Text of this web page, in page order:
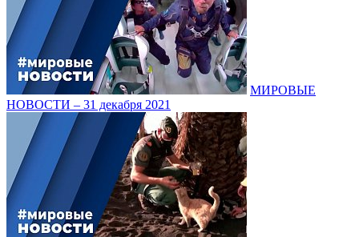
МИРОВЫЕ
НОВОСТИ – 31 декабря 2021